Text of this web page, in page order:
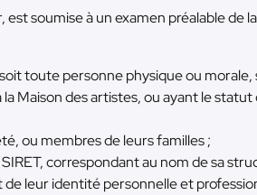
soumise à un examen préalable
toute personne physique ou
Maison des artistes, ou ayant le
ou membres de leurs familles ;
correspondant au nom de sa
leur identité personnelle et